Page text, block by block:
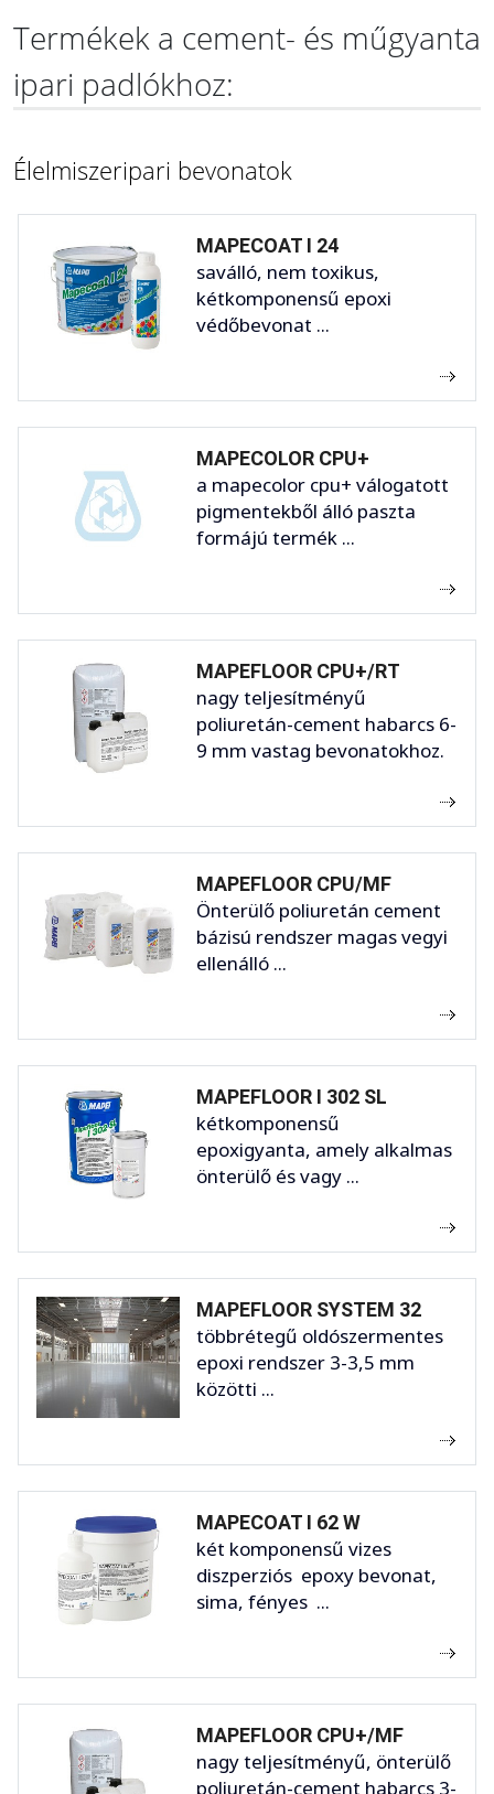
Termékek a cement- és műgyanta
ipari padlókhoz:
Élelmiszeripari bevonatok
MAPECOAT I 24
saválló, nem toxikus,
kétkomponensű epoxi
védőbevonat ...
MAPECOLOR CPU+
a mapecolor cpu+ válogatott
pigmentekből álló paszta
formájú termék ...
MAPEFLOOR CPU+/RT
nagy teljesítményű
poliuretán-cement habarcs 6-
9 mm vastag bevonatokhoz.
MAPEFLOOR CPU/MF
Önterülő poliuretán cement
bázisú rendszer magas vegyi
ellenálló ...
MAPEFLOOR I 302 SL
kétkomponensű
epoxigyanta, amely alkalmas
önterülő és vagy ...
MAPEFLOOR SYSTEM 32
többrétegű oldószermentes
epoxi rendszer 3-3,5 mm
közötti ...
MAPECOAT I 62 W
két komponensű vizes
diszperziós epoxy bevonat,
sima, fényes ...
MAPEFLOOR CPU+/MF
nagy teljesítményű, önterülő
poliuretán-cement habarcs 3-